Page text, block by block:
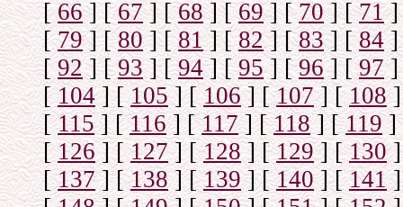
[66] [67] [68] [69] [70] [71]
[79] [80] [81] [82] [83] [84]
[92] [93] [94] [95] [96] [97]
[104] [105] [ 106] [107] [108]
[115] [116] [117] [118] [119]
[126] [127] [128] [129] [130]
[137] [138] [139] [140] [141]